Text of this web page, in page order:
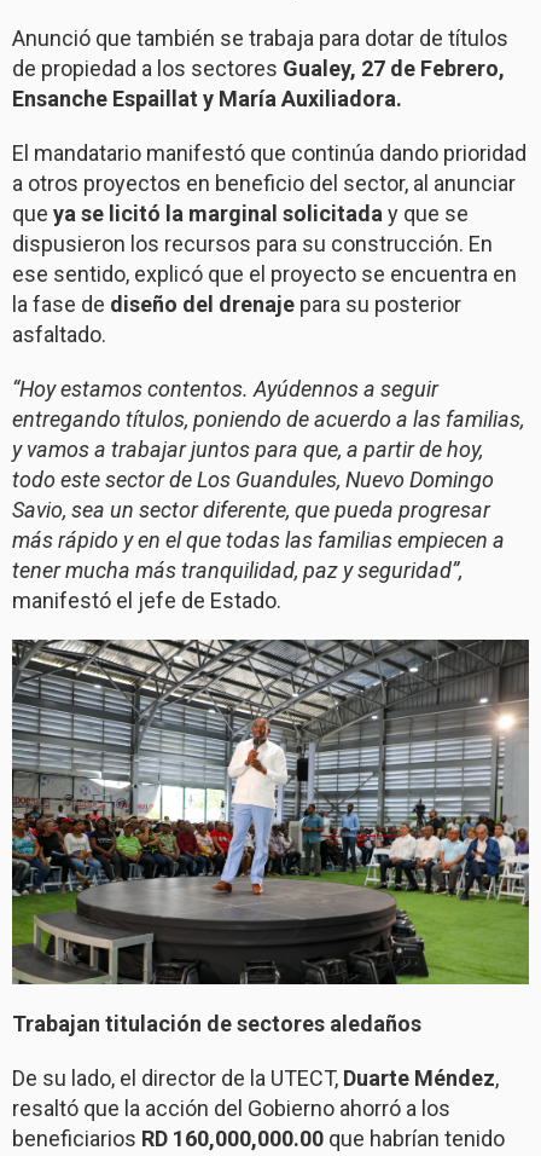
Anunció que también se trabaja para dotar de títulos
de propiedad a los sectores Gualey, 27 de Febrero,
Ensanche Espaillat y María Auxiliadora.
El mandatario manifestó que continúa dando prioridad
a otros proyectos en beneficio del sector, al anunciar
que ya se licitó la marginal solicitada y que se
dispusieron los recursos para su construcción. En
ese sentido, explicó que el proyecto se encuentra en
la fase de diseño del drenaje para su posterior
asfaltado.
“Hoy estamos contentos. Ayúdennos a seguir
entregando títulos, poniendo de acuerdo a las familias,
y vamos a trabajar juntos para que, a partir de hoy,
todo este sector de Los Guandules, Nuevo Domingo
Savio, sea un sector diferente, que pueda progresar
más rápido y en el que todas las familias empiecen a
tener mucha más tranquilidad, paz y seguridad”,
manifestó el jefe de Estado.
Trabajan titulación de sectores aledaños
De su lado, el director de la UTECT, Duarte Méndez,
resaltó que la acción del Gobierno ahorró a los
beneficiarios RD 160,000,000.00 que habrían tenido